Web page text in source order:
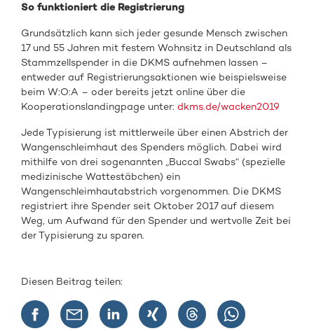
So funktioniert die Registrierung
Grundsätzlich kann sich jeder gesunde Mensch zwischen
17 und 55 Jahren mit festem Wohnsitz in Deutschland als
Stammzellspender in die DKMS aufnehmen lassen –
entweder auf Registrierungsaktionen wie beispielsweise
beim W:O:A – oder bereits jetzt online über die
Kooperationslandingpage unter:dkms.de/wacken2019
Jede Typisierung ist mittlerweile über einen Abstrich der
Wangenschleimhaut des Spenders möglich. Dabei wird
mithilfe von drei sogenannten „Buccal Swabs“ (spezielle
medizinische Wattestäbchen) ein
Wangenschleimhautabstrich vorgenommen. Die DKMS
registriert ihre Spender seit Oktober 2017 auf diesem
Weg, um Aufwand für den Spender und wertvolle Zeit bei
der Typisierung zu sparen.
Diesen Beitrag teilen: